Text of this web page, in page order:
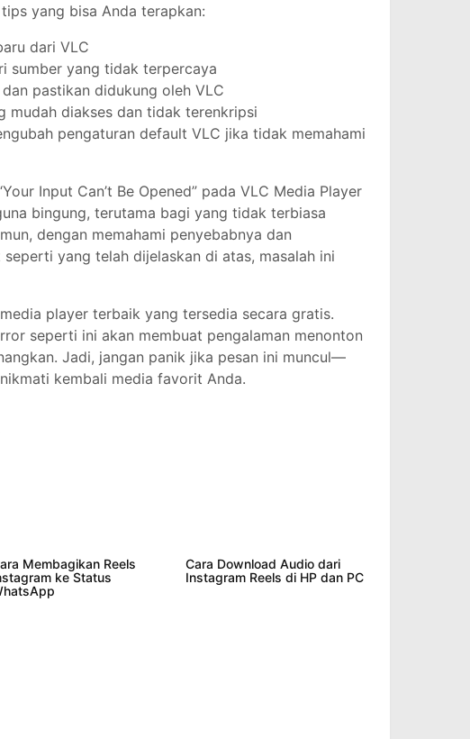
yang bisa Anda terapkan:
dari VLC
sumber yang tidak terpercaya
pastikan didukung oleh VLC
mudah diakses dan tidak terenkripsi
pengaturan default VLC jika tidak memahami
Input Can’t Be Opened” pada VLC Media Player
bingung, terutama bagi yang tidak terbiasa
dengan memahami penyebabnya dan
yang telah dijelaskan di atas, masalah ini
player terbaik yang tersedia secara gratis.
seperti ini akan membuat pengalaman menonton
Jadi, jangan panik jika pesan ini muncul—
kembali media favorit Anda.
Membagikan Reels
ke Status
Cara Download Audio dari
Instagram Reels di HP dan PC